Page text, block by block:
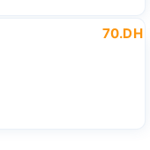
70.DH